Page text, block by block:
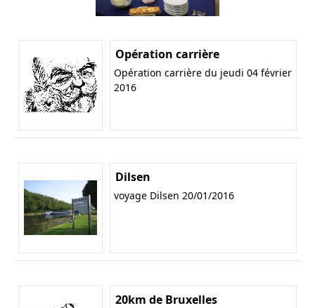
Opération carrière
Opération carrière du jeudi 04 février
2016
Dilsen
voyage Dilsen 20/01/2016
20km de Bruxelles